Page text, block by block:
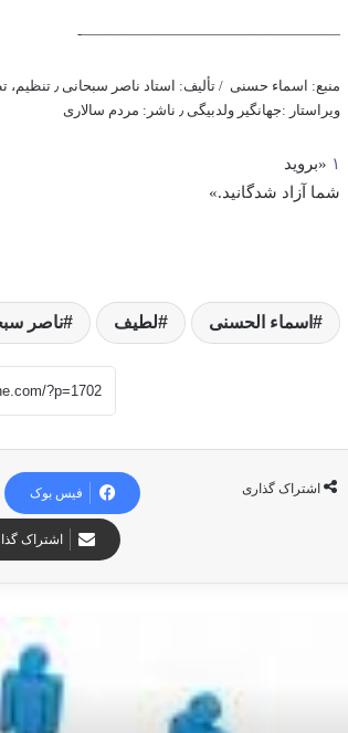
——————————————————-
منبع: اسماء حسنی / تألیف: استاد ناصر سبحانی ٫
تنظیم،
ویراستار :جهانگیر ولدبیگی ٫
ناشر: مردم سالاری
۱ «بروید
شما آزاد شدگانید.»
اسماء الحسنی لطیف ناصر
اشتراک گذاری فیس بوک
اشتراک